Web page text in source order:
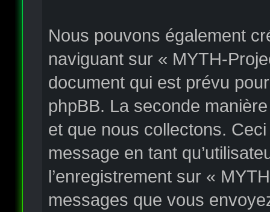
Nous pouvons également
naviguant sur « MYTH-
document qui est prévu
phpBB. La seconde
et que nous collectons.
message en tant
l’enregistrement sur «
messages que vous